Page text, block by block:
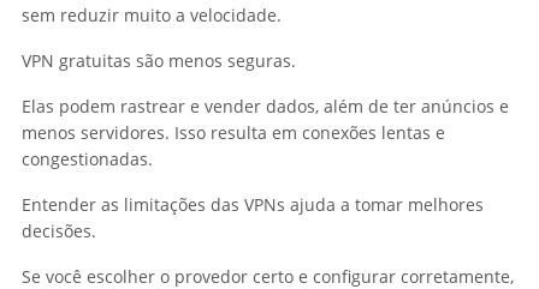
sem reduzir muito a velocidade.
VPN gratuitas são menos seguras.
Elas podem rastrear e vender dados, além de ter anúncios e
menos servidores. Isso resulta em conexões lentas e
congestionadas.
Entender as limitações das VPNs ajuda a tomar melhores
decisões.
Se você escolher o provedor certo e configurar corretamente,